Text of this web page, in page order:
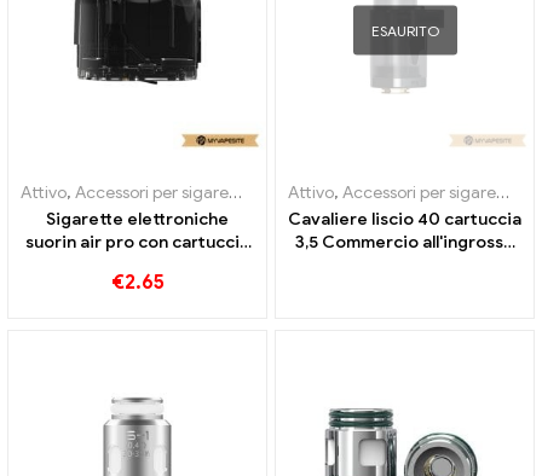
Attivo, Accessori per sigarette elettroniche ,Evaporatore
Sigarette elettroniche
suorin air pro con cartuccia
Personalizzato
€2.65
ESAURITO
Attivo, Accessori per sigarette elettroniche
Cavaliere liscio 40 cartuccia
3,5 Commercio all'ingrosso